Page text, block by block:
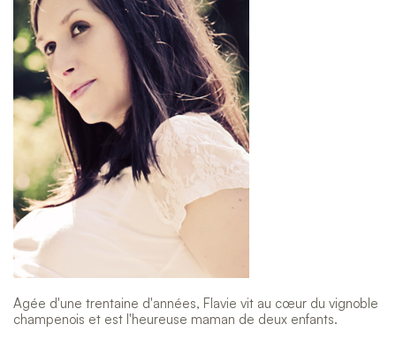
Agée d'une trentaine d'années, Flavie vit au cœur du vignoble
champenois et est l'heureuse maman de deux enfants.